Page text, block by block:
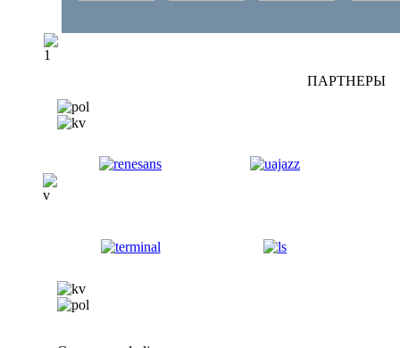
ПАРТНЕРЫ